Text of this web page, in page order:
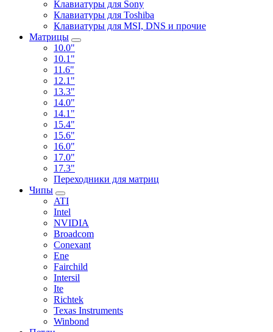
Клавиатуры для Sony
Клавиатуры для Toshiba
Клавиатуры для MSI, DNS и прочие
Матрицы
10.0"
10.1"
11.6"
12.1"
13.3"
14.0"
14.1"
15.4"
15.6"
16.0"
17.0"
17.3"
Переходники для матриц
Чипы
ATI
Intel
NVIDIA
Broadcom
Conexant
Ene
Fairchild
Intersil
Ite
Richtek
Texas Instruments
Winbond